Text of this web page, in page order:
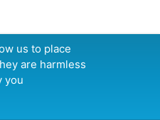
us to place
are harmless
you